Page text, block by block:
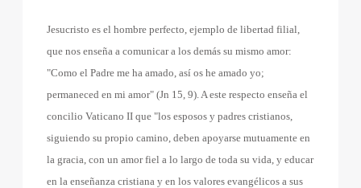
Jesucristo es el hombre perfecto, ejemplo de libertad filial,
que nos enseña a comunicar a los demás su mismo amor:
"Como el Padre me ha amado, así os he amado yo;
permaneced en mi amor" (Jn 15, 9). A este respecto enseña el
concilio Vaticano II que "los esposos y padres cristianos,
siguiendo su propio camino, deben apoyarse mutuamente en
la gracia, con un amor fiel a lo largo de toda su vida, y educar
en la enseñanza cristiana y en los valores evangélicos a sus